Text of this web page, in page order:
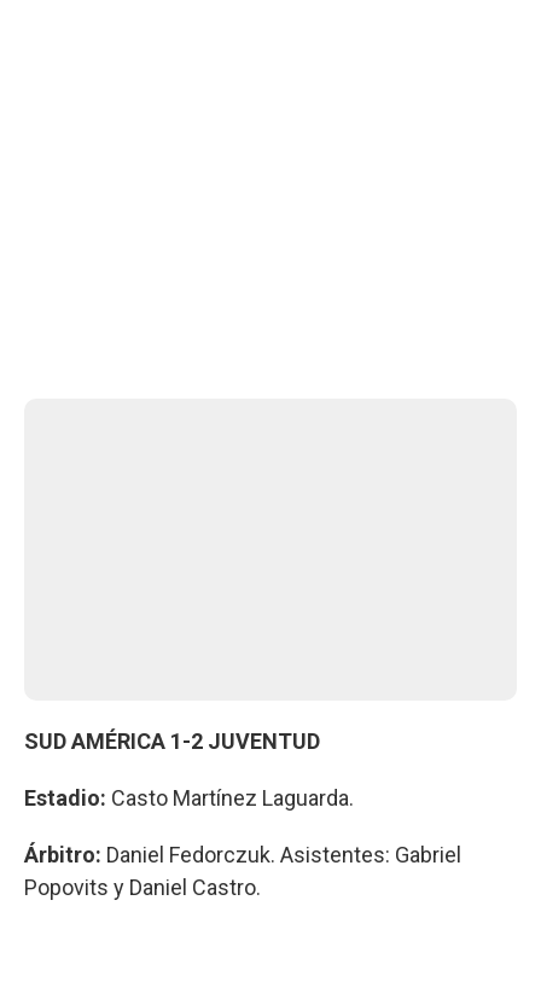
SUD AMÉRICA 1-2 JUVENTUD
Estadio: Casto Martínez Laguarda.
Árbitro: Daniel Fedorczuk. Asistentes: Gabriel
Popovits y Daniel Castro.